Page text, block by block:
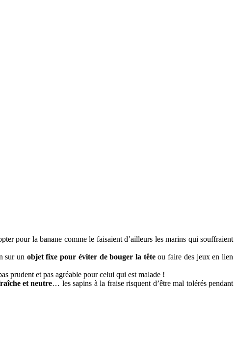
pour la banane comme le faisaient d’ailleurs les marins qui souffraient
sur un objet fixe pour éviter de bouger la têteou faire des jeux en lien
prudent et pas agréable pour celui qui est malade !
et neutre… les sapins à la fraise risquent d’être mal tolérés pendant